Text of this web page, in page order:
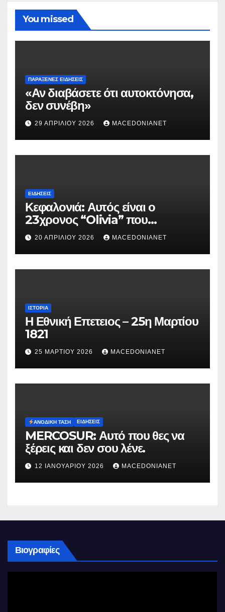
You missed
ΠΑΡΆΞΕΝΕΣ ΕΙΔΉΣΕΙΣ
«Αν διαβάσετε ότι αυτοκτόνησα,
δεν συνέβη»
29 ΑΠΡΙΛΊΟΥ 2026 MACEDONIANET
ΕΙΔΉΣΕΙΣ
Κεφαλονιά: Αυτός είναι ο
23χρονος “Olivia” που
κατηγορείται για τον θάνατο της
Μυρτούς
20 ΑΠΡΙΛΊΟΥ 2026 MACEDONIANET
ΙΣΤΟΡΊΑ
Η Εθνική Επετειος – 25η Μαρτίου
1821
25 ΜΑΡΤΊΟΥ 2026 MACEDONIANET
ΑΝΟΔΙΚΉ ΤΆΣΗ ΕΙΔΉΣΕΙΣ
MERCOSUR: Αυτό που θες να
ξέρεις και δεν σου λένε.
12 ΙΑΝΟΥΑΡΊΟΥ 2026 MACEDONIANET
Βιογραφίες